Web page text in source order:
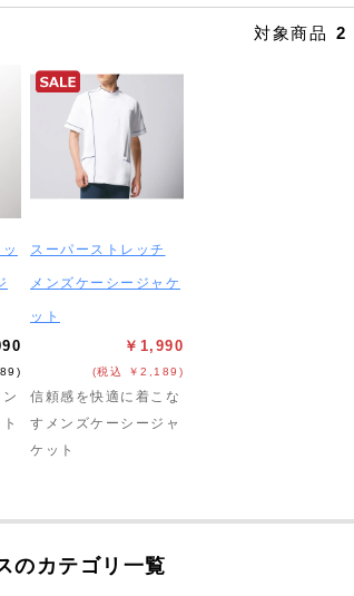
対象商品 2
スーパーストレッチ
メンズケーシージャケ
ット
￥1,990
(税込 ￥2,189)
信頼感を快適に着こな
すメンズケーシージャ
ケット
のカテゴリ一覧